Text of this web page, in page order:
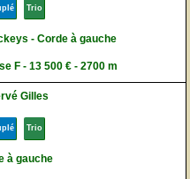
Trio
- Corde à gauche
F - 13 500 € - 2700 m
Gilles
Trio
à gauche